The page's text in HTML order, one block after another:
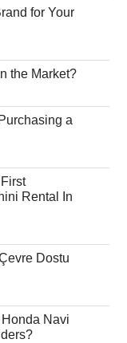
for Your
the Market?
a
Rental In
Dostu
Navi